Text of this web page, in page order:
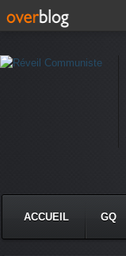
ACCUEIL GQ